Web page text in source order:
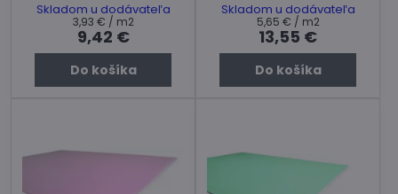
Skladom u dodávateľa
9,42 €
3,93 € / m2
Do košíka
Skladom u dodávateľa
13,55 €
5,65 € / m2
Do košíka